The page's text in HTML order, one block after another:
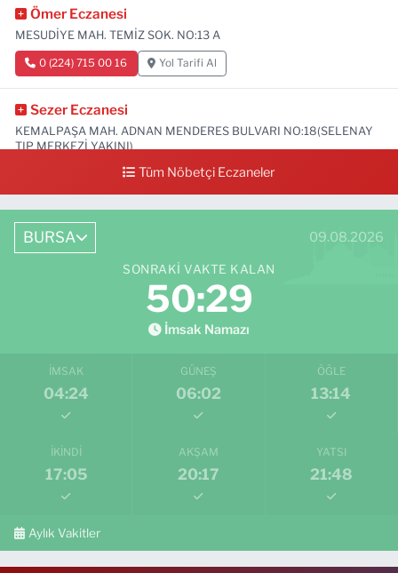
Ömer Eczanesi
MESUDİYE MAH. TEMİZ SOK. NO:13 A
0 (224) 715 00 16 Yol Tarifi Al
Sezer Eczanesi
KEMALPAŞA MAH. ADNAN MENDERES BULVARI NO:18(SELENAY
TIP MERKEZİ YAKINI)
0 (224) 711 64 49 Yol Tarifi Al
Tüm Nöbetçi Eczaneler
BURSA 09.08.2026
SONRAKI VAKTE KALAN
50:28
İmsak Namazı
İMSAK
04:24
GÜNEŞ
06:02
ÖĞLE
13:14
İKINDI
17:05
AKŞAM
20:17
YATSI
21:48
Aylık Vakitler